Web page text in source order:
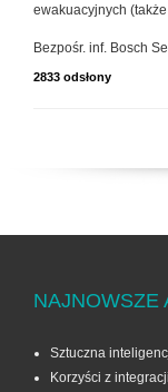
ewakuacyjnych
Bezpośr. inf. Bosch
2833 odsłony
NAJNOWSZE
Sztuczna
Korzyści z